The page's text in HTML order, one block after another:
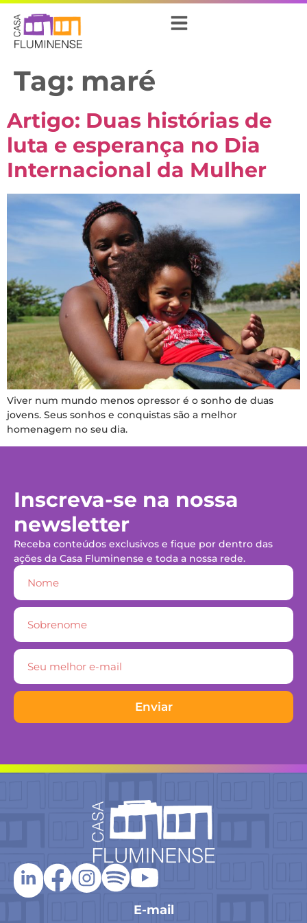
Tag: maré
Artigo: Duas histórias de
luta e esperança no Dia
Internacional da Mulher
Viver num mundo menos opressor é o sonho de duas
jovens. Seus sonhos e conquistas são a melhor
homenagem no seu dia.
Inscreva-se na nossa
newsletter
Receba conteúdos exclusivos e fique por dentro das
ações da Casa Fluminense e toda a nossa rede.
Enviar
E-mail